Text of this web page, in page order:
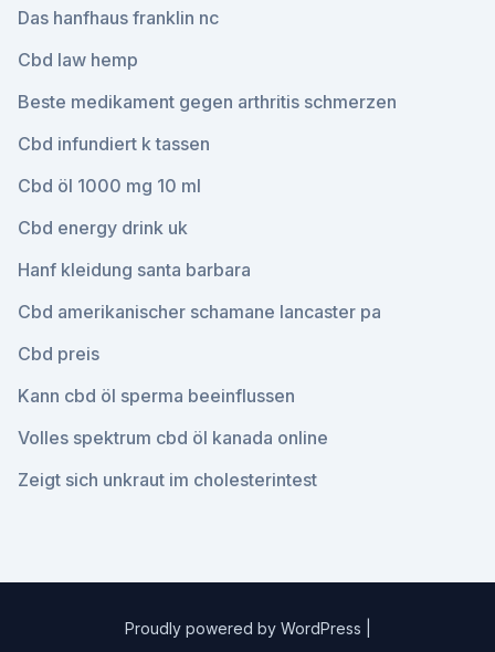
Das hanfhaus franklin nc
Cbd law hemp
Beste medikament gegen arthritis schmerzen
Cbd infundiert k tassen
Cbd öl 1000 mg 10 ml
Cbd energy drink uk
Hanf kleidung santa barbara
Cbd amerikanischer schamane lancaster pa
Cbd preis
Kann cbd öl sperma beeinflussen
Volles spektrum cbd öl kanada online
Zeigt sich unkraut im cholesterintest
Proudly powered by WordPress